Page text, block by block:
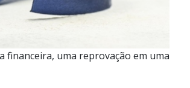
financeira, uma reprovação em uma